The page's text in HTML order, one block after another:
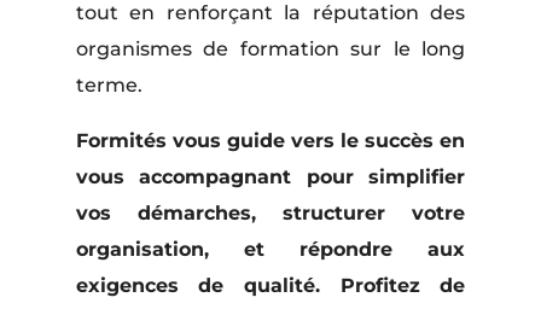
tout en renforçant la réputation des
organismes de formation sur le long
terme.
Formités vous guide vers le succès en
vous accompagnant pour simplifier
vos démarches, structurer votre
organisation, et répondre aux
exigences de qualité. Profitez de